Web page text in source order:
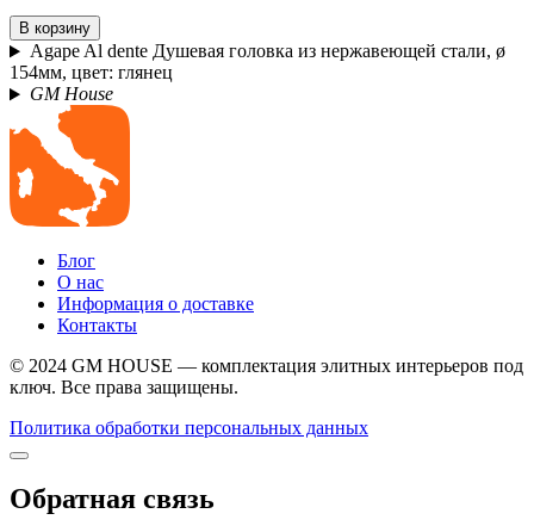
В корзину
Agape Al dente Душевая головка из нержавеющей стали, ø
154мм, цвет: глянец
GM House
Блог
О нас
Информация о доставке
Контакты
© 2024 GM HOUSE — комплектация элитных интерьеров под
ключ. Все права защищены.
Политика обработки персональных данных
Обратная связь